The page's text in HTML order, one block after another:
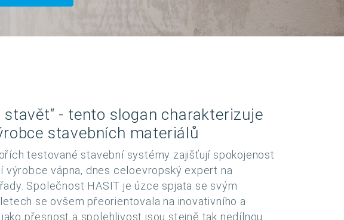
stavět“ - tento slogan charakterizuje
stavebních materiálů
testované stavební systémy zajišťují spokojenost
výrobce vápna, dnes celoevropský expert na
Společnost HASIT je úzce spjata se svým
se ovšem přeorientovala na inovativního a
přesnost a spolehlivost jsou stejně tak nedílnou